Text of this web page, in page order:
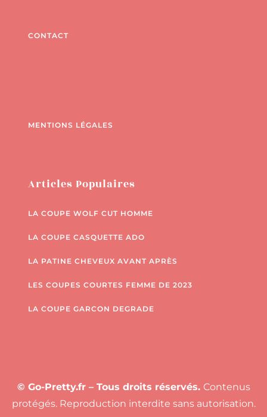
CONTACT
MENTIONS LÉGALES
Articles Populaires
LA COUPE WOLF CUT HOMME
LA COUPE CASQUETTE ADO
LA PATINE CHEVEUX AVANT APRÈS
LES COUPES COURTES FEMME DE 2023
LA COUPE GARCON DEGRADE
© Go-Pretty.fr – Tous droits réservés. Contenus
protégés. Reproduction interdite sans autorisation.